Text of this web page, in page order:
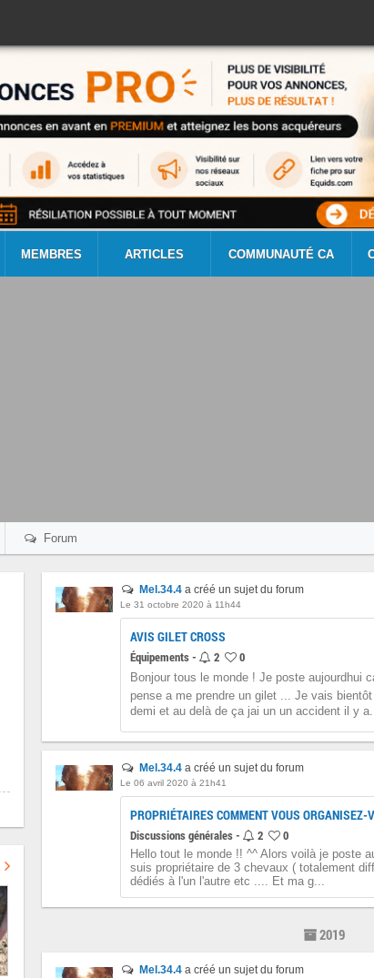
MEMBRES ARTICLES COMMUNAUTÉ CA
Forum
Mel.34.4 a créé un sujet du forum
Le 31 octobre 2020 à 11h44
AVIS GILET CROSS
Équipements - 2 0
Bonjour tous le monde ! Je poste aujourdhui
pense a me prendre un gilet ... Je vais
demi et au delà de ça jai un un accident il y a...
Mel.34.4 a créé un sujet du forum
Le 06 avril 2020 à 21h41
PROPRIÉTAIRES COMMENT VOUS ORGANISEZ-
Discussions générales - 2 0
Hello tout le monde !! ^^ Alors voilà je poste
suis propriétaire de 3 chevaux ( totalement
dédiés à l'un l'autre etc .... Et ma g...
2019
Mel.34.4 a créé un sujet du forum